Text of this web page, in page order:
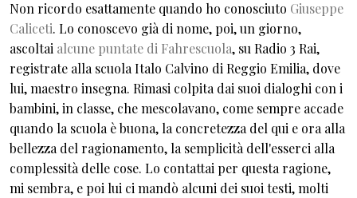
Non ricordo esattamente quando ho conosciuto Giuseppe
Caliceti. Lo conoscevo già di nome, poi, un giorno,
ascoltai alcune puntate di Fahrescuola, su Radio 3 Rai,
registrate alla scuola Italo Calvino di Reggio Emilia, dove
lui, maestro insegna. Rimasi colpita dai suoi dialoghi con i
bambini, in classe, che mescolavano, come sempre accade
quando la scuola è buona, la concretezza del qui e ora alla
bellezza del ragionamento, la semplicità dell'esserci alla
complessità delle cose. Lo contattai per questa ragione,
mi sembra, e poi lui ci mandò alcuni dei suoi testi, molti